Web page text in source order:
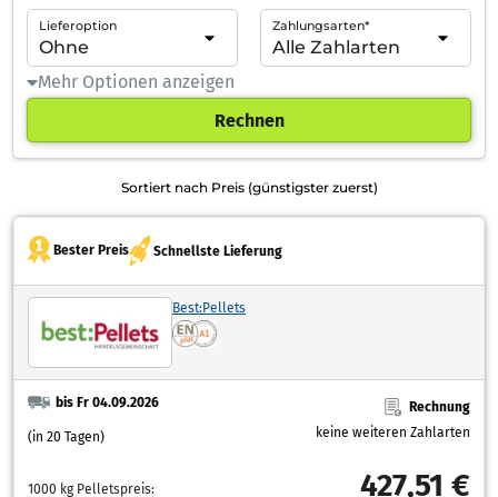
Lieferoption Zahlungsarten*
Mehr Optionen anzeigen
Rechnen
Sortiert nach Preis (günstigster zuerst)
Bester Preis Schnellste Lieferung
Best:Pellets
bis Fr 04.09.2026
(in 20 Tagen)
Rechnung
keine weiteren Zahlarten
1000 kg Pelletspreis: 427,51 €